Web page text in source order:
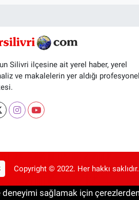
Silivri ilçesine ait yerel haber, yerel
ve makalelerin yer aldığı profesyonel
Copyright © 2022. Her hakkı saklıdır.
deneyimi sağlamak için